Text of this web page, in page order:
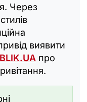
Через
виявити
BLIK.UA про